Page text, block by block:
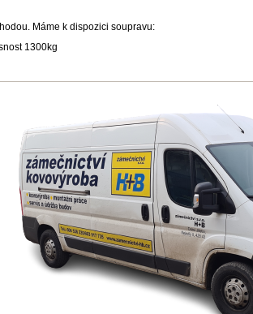
Máme k dispozici soupravu:
1300kg